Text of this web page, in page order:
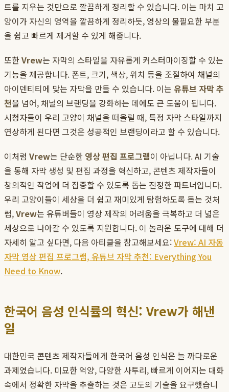
트를 지우는 것만으로 깔끔하게 정리할 수 있습니다. 이는 마치 고
양이가 자신의 영역을 깔끔하게 정리하듯, 영상의 불필요한 부분
을 쉽고 빠르게 제거할 수 있게 해줍니다.
또한Vrew는 자막의 스타일을 자유롭게 커스터마이징할 수 있는
기능을 제공합니다. 폰트, 크기, 색상, 위치 등을 조절하여 채널의
아이덴티티에 맞는 자막을 만들 수 있습니다. 이는 유튜브 자막 추
천을 넘어, 채널의 브랜딩을 강화하는 데에도 큰 도움이 됩니다.
시청자들이 우리 고양이 채널을 떠올릴 때, 특정 자막 스타일까지
연상하게 된다면 그것은 성공적인 브랜딩이라고 할 수 있습니다.
이처럼 Vrew는 단순한 영상 편집 프로그램이 아닙니다. AI 기술
을 통해 자막 생성 및 편집 과정을 혁신하고, 콘텐츠 제작자들이
창의적인 작업에 더 집중할 수 있도록 돕는 진정한 파트너입니다.
우리 고양이들이 세상을 더 쉽고 재미있게 탐험하도록 돕는 것처
럼,Vrew는 유튜버들이 영상 제작의 어려움을 극복하고 더 넓은
세상으로 나아갈 수 있도록 지원합니다. 이 놀라운 도구에 대해 더
자세히 알고 싶다면, 다음 아티클을 참고해보세요:Vrew: AI 자동
자막 영상 편집 프로그램, 유튜브 자막 추천: Everything You
Need to Know.
한국어 음성 인식률의 혁신: Vrew가 해낸
일
대한민국 콘텐츠 제작자들에게 한국어 음성 인식은 늘 까다로운
과제였습니다. 미묘한 억양, 다양한 사투리, 빠르게 이어지는 대화
속에서 정확한 자막을 추출하는 것은 고도의 기술을 요구했습니